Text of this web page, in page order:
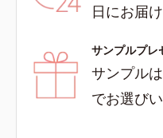
日にお届
サンプルプレ
サンプル
でお選び